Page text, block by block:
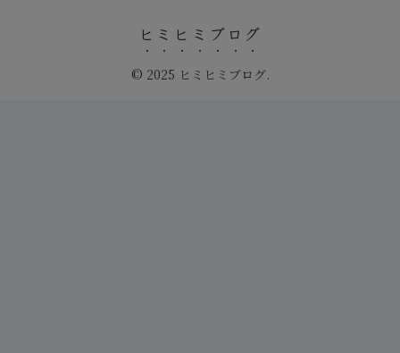
ヒミヒミブログ
© 2025 ヒミヒミブログ.